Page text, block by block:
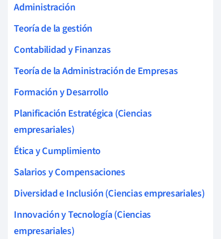
Administración
Teoría de la gestión
Contabilidad y Finanzas
Teoría de la Administración de Empresas
Formación y Desarrollo
Planificación Estratégica (Ciencias
empresariales)
Ética y Cumplimiento
Salarios y Compensaciones
Diversidad e Inclusión (Ciencias empresariales)
Innovación y Tecnología (Ciencias
empresariales)